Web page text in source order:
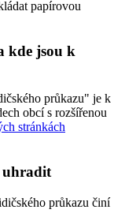
papírovou
kde jsou k
průkazu" je k
obcí s rozšířenou
stránkách
uhradit
průkazu činí